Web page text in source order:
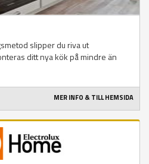
slipper du riva ut
ditt nya kök på mindre än
MER INFO & TILL HEMSIDA